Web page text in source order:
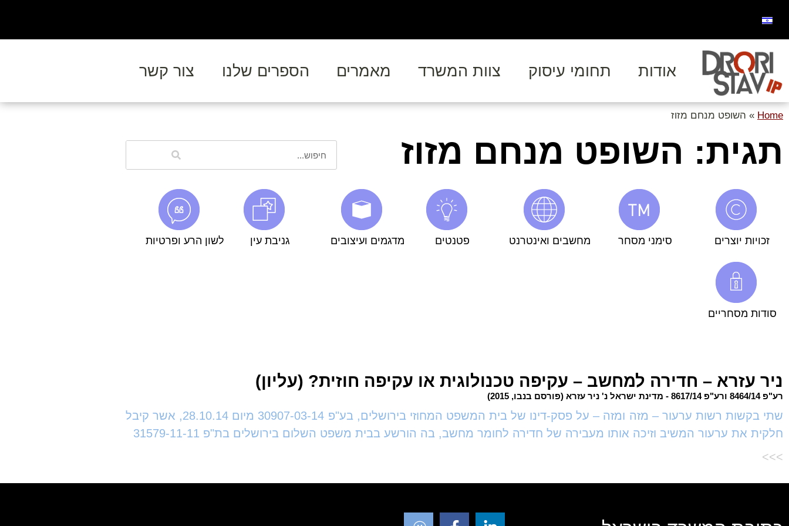
אודות תחומי עיסוק צוות המשרד מאמרים הספרים שלנו צור קשר
Home
» השופט מנחם מזוז
תגית: השופט מנחם מזוז
זכויות יוצרים סימני מסחר מחשבים ואינטרנט פטנטים מדגמים ועיצובים גניבת עין לשון הרע ופרטיות
סודות מסחריים
ניר עזרא – חדירה למחשב – עקיפה טכנולוגית או עקיפה חוזית? (עליון)
רע"פ 8464/14 ורע"פ 8617/14 - מדינת ישראל נ' ניר עזרא (פורסם בנבו, 2015)
שתי בקשות רשות ערעור – מזה ומזה – על פסק-דינו של בית המשפט המחוזי בירושלים, בע"פ 30907-03-14 מיום 28.10.14, אשר קיבל
חלקית את ערעור המשיב וזיכה אותו מעבירה של חדירה לחומר מחשב, בה הורשע בבית משפט השלום בירושלים בת"פ 31579-11-11
>>>